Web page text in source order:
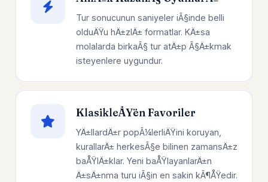
Tur sonucunun saniyeler iÃ§inde belli
olduÄŸu hÄ±zlÄ± formatlar. KÄ±sa
molalarda birkaÃ§ tur atÄ±p Ã§Ä±kmak
isteyenlere uygundur.
KlasikleÅŸen Favoriler
YÄ±llardÄ±r popÃ¼lerliÄŸini koruyan,
kurallarÄ± herkesÃ§e bilinen zamansÄ±z
baÅŸlÄ±klar. Yeni baÅŸlayanlarÄ±n
Ä±sÄ±nma turu iÃ§in en sakin kÃ¶ÅŸedir.